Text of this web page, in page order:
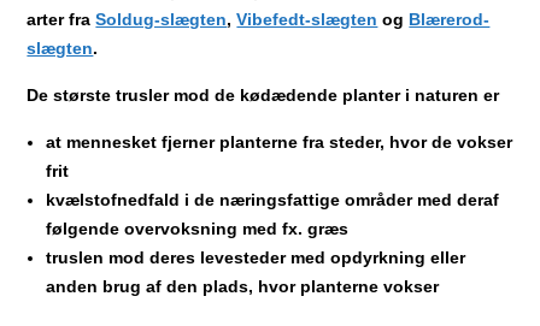
arter fraSoldug-slægten,Vibefedt-slægten og Blærerod-
slægten.
De største trusler mod de kødædende planter i naturen er
at mennesket fjerner planterne fra steder, hvor de vokser
frit
kvælstofnedfald i de næringsfattige områder med deraf
følgende overvoksning med fx. græs
truslen mod deres levesteder med opdyrkning eller
anden brug af den plads, hvor planterne vokser